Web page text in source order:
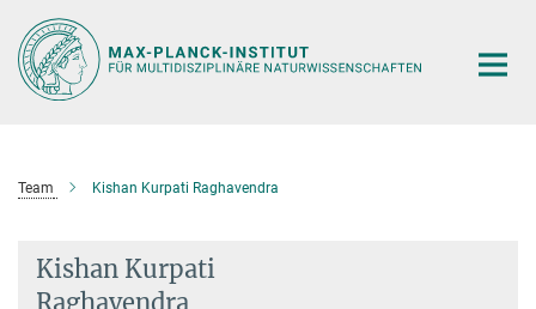
Hauptinhalt
Team Kishan Kurpati Raghavendra
Kishan Kurpati
Raghavendra